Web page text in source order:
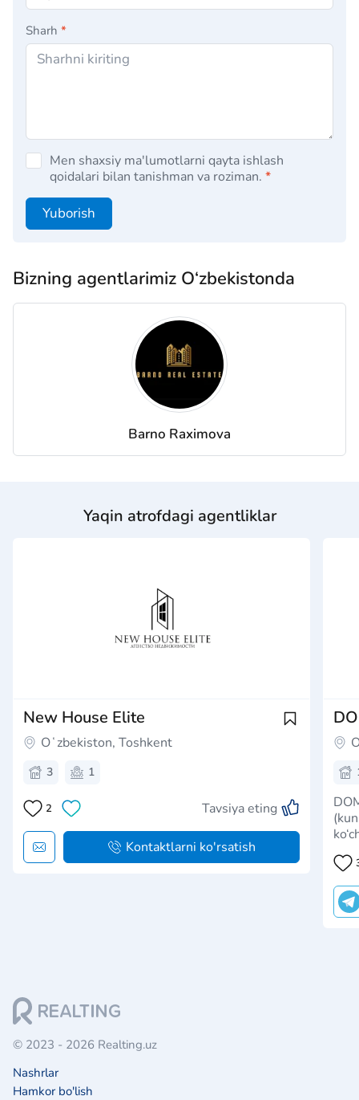
Sharh *
Men shaxsiy ma'lumotlarni qayta ishlash
qoidalari bilan tanishman va roziman. *
Yuborish
Bizning agentlarimiz O‘zbekistonda
Barno Raximova
Yaqin atrofdagi agentliklar
New House Elite
Oʻzbekiston, Toshkent
3 1
2 Tavsiya eting
Kontaktlarni ko'rsatish
© 2023 - 2026 Realting.uz
Nashrlar
Hamkor bo'lish